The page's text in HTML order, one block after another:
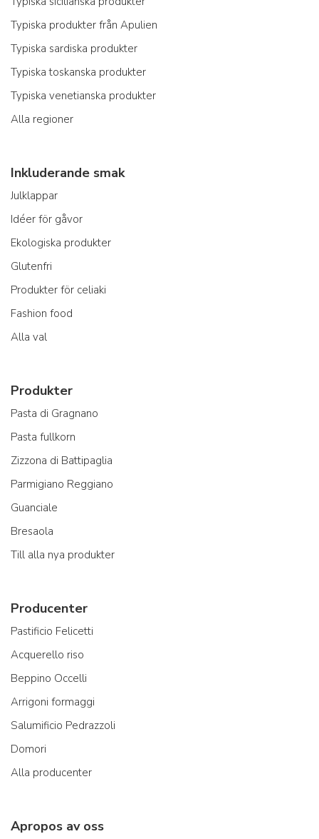
Typiska produkter från Apulien
Typiska sardiska produkter
Typiska toskanska produkter
Typiska venetianska produkter
Alla regioner
Inkluderande smak
Julklappar
Idéer för gåvor
Ekologiska produkter
Glutenfri
Produkter för celiaki
Fashion food
Alla val
Produkter
Pasta di Gragnano
Pasta fullkorn
Zizzona di Battipaglia
Parmigiano Reggiano
Guanciale
Bresaola
Till alla nya produkter
Producenter
Pastificio Felicetti
Acquerello riso
Beppino Occelli
Arrigoni formaggi
Salumificio Pedrazzoli
Domori
Alla producenter
Apropos av oss